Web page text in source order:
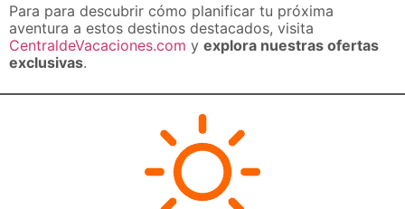
Para para descubrir cómo planificar tu próxima
aventura a estos destinos destacados, visita
CentraldeVacaciones.com y explora nuestras ofertas
exclusivas.